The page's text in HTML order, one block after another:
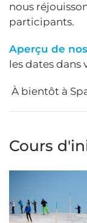
nous
participants.
Aperçu de
les dates dans
À bientôt à
Cours